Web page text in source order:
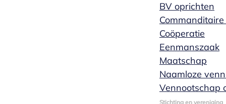
BV oprichten
Coöperatie
Eenmanszaak
Maatschap
Naamloze
Vennootschap
Stichting en vereniging